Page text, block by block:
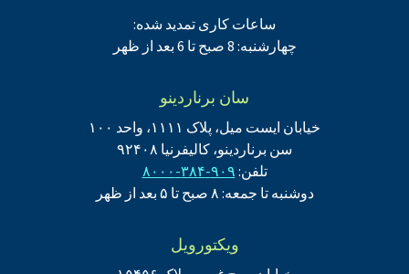
ساعات کاری تمدید شده:
چهارشنبه: 8 صبح تا 6 بعد از ظهر
سان برناردینو
خیابان ایست میل، پلاک ۱۱۱۱، واحد ۱۰۰
سن برناردینو، کالیفرنیا ۹۲۴۰۸
تلفن:۹۰۹-۳۸۴-۸۰۰۰
دوشنبه تا جمعه: ۸ صبح تا ۵ بعد از ظهر
ویکتورویل